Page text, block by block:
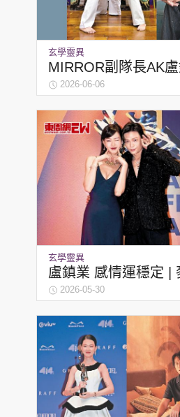
玄學靈異
MIRROR副隊長AK
穩定 | 麥玲玲
2026-06-06
玄學靈異
盧鎮業 感情運穩定 |
2026-05-30